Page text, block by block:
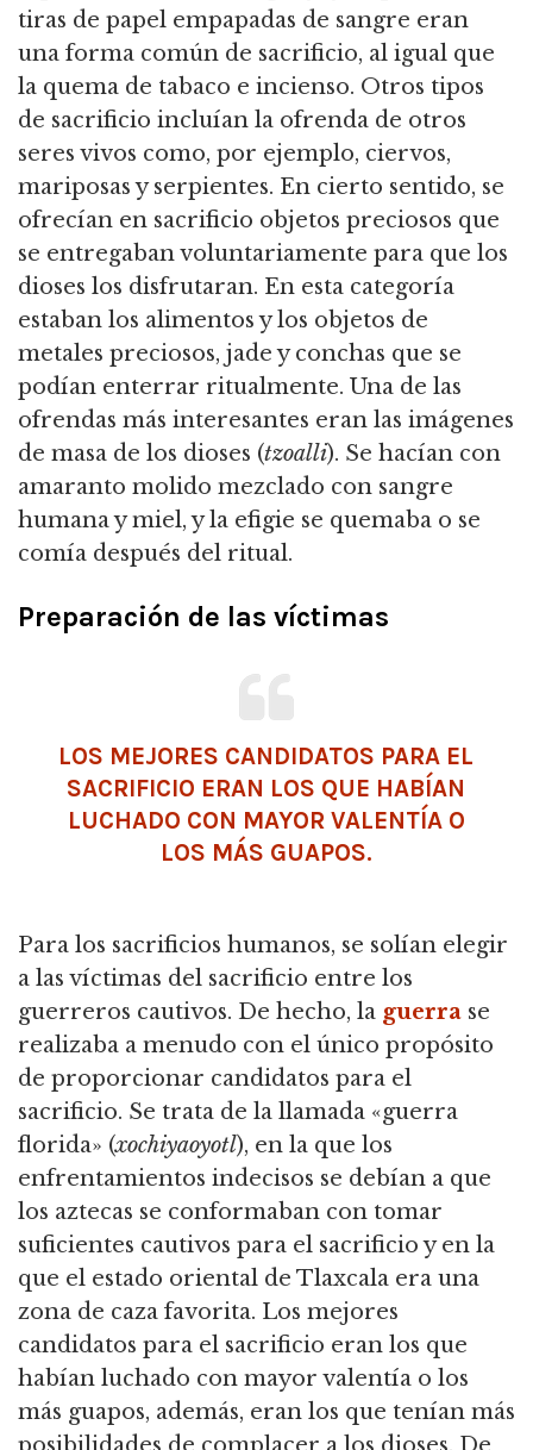
tiras de papel empapadas de sangre eran
una forma común de sacrificio, al igual que
la quema de tabaco e incienso. Otros tipos
de sacrificio incluían la ofrenda de otros
seres vivos como, por ejemplo, ciervos,
mariposas y serpientes. En cierto sentido, se
ofrecían en sacrificio objetos preciosos que
se entregaban voluntariamente para que los
dioses los disfrutaran. En esta categoría
estaban los alimentos y los objetos de
metales preciosos, jade y conchas que se
podían enterrar ritualmente. Una de las
ofrendas más interesantes eran las imágenes
de masa de los dioses (tzoalli). Se hacían con
amaranto molido mezclado con sangre
humana y miel, y la efigie se quemaba o se
comía después del ritual.
Preparación de las víctimas
LOS MEJORES CANDIDATOS PARA EL
SACRIFICIO ERAN LOS QUE HABÍAN
LUCHADO CON MAYOR VALENTÍA O
LOS MÁS GUAPOS.
Para los sacrificios humanos, se solían elegir
a las víctimas del sacrificio entre los
guerreros cautivos. De hecho, la guerra se
realizaba a menudo con el único propósito
de proporcionar candidatos para el
sacrificio. Se trata de la llamada «guerra
florida» (xochiyaoyotl), en la que los
enfrentamientos indecisos se debían a que
los aztecas se conformaban con tomar
suficientes cautivos para el sacrificio y en la
que el estado oriental de Tlaxcala era una
zona de caza favorita. Los mejores
candidatos para el sacrificio eran los que
habían luchado con mayor valentía o los
más guapos, además, eran los que tenían más